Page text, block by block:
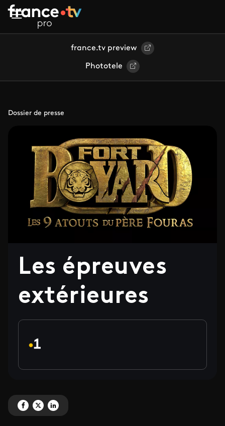
Aller au contenu principal
france.tv preview
Phototele
Dossier de presse
Les épreuves
extérieures
Partagez 'Les épreuves extérieures' sur Facebook
Partagez 'Les épreuves extérieures' sur X
Partagez 'Les épreuves extérieures' sur LinkedIn